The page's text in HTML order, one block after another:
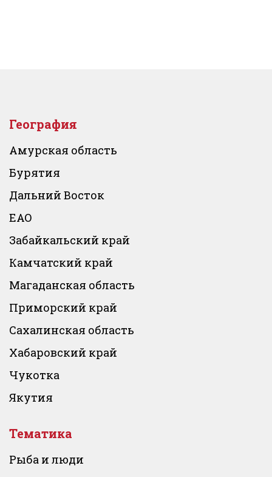
География
Амурская область
Бурятия
Дальний Восток
ЕАО
Забайкальский край
Камчатский край
Магаданская область
Приморский край
Сахалинская область
Хабаровский край
Чукотка
Якутия
Тематика
Рыба и люди